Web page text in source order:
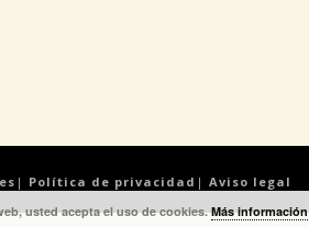
| Política de privacidad | Aviso legal
usted acepta el uso de cookies.Más información